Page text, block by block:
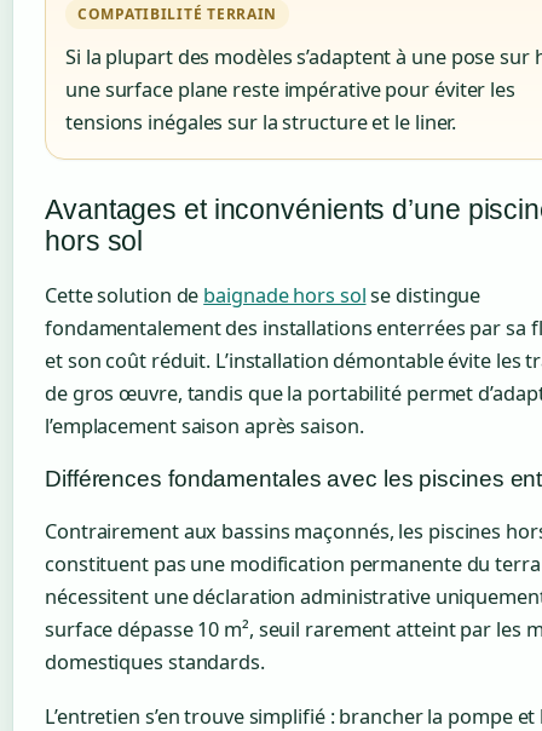
COMPATIBILITÉ TERRAIN
Si la plupart des modèles s’adaptent à une pose sur
une surface plane reste impérative pour éviter les
tensions inégales sur la structure et le liner.
Avantages et inconvénients d’une
hors sol
Cette solution de baignade hors solse distingue
fondamentalement des installations enterrées par sa
et son coût réduit. L’installation démontable évite les
de gros œuvre, tandis que la portabilité permet
l’emplacement saison après saison.
Différences fondamentales avec les piscines
Contrairement aux bassins maçonnés, les piscines
constituent pas une modification permanente du
nécessitent une déclaration administrative
surface dépasse 10 m², seuil rarement atteint par les
domestiques standards.
L’entretien s’en trouve simplifié : brancher la pompe et